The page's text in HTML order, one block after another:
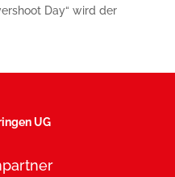
Day“ wird der
UG